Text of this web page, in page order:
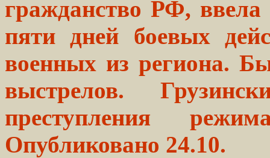
гражданство РФ, ввела
пяти дней боевых
военных из региона.
выстрелов.
преступления
Опубликовано 24.10.